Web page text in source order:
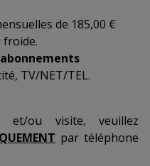
de 185,00 €
froide.
TV/NET/TEL.
et/ou visite, veuillez
par téléphone